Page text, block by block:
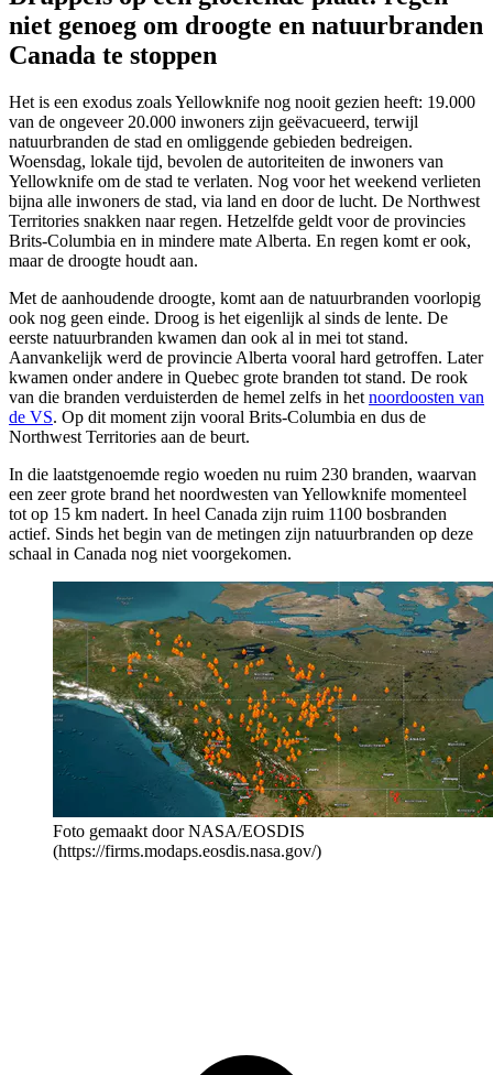
niet genoeg om droogte en natuurbranden
Canada te stoppen
Het is een exodus zoals Yellowknife nog nooit gezien heeft: 19.000
van de ongeveer 20.000 inwoners zijn geëvacueerd, terwijl
natuurbranden de stad en omliggende gebieden bedreigen.
Woensdag, lokale tijd, bevolen de autoriteiten de inwoners van
Yellowknife om de stad te verlaten. Nog voor het weekend verlieten
bijna alle inwoners de stad, via land en door de lucht. De Northwest
Territories snakken naar regen. Hetzelfde geldt voor de provincies
Brits-Columbia en in mindere mate Alberta. En regen komt er ook,
maar de droogte houdt aan.
Met de aanhoudende droogte, komt aan de natuurbranden voorlopig
ook nog geen einde. Droog is het eigenlijk al sinds de lente. De
eerste natuurbranden kwamen dan ook al in mei tot stand.
Aanvankelijk werd de provincie Alberta vooral hard getroffen. Later
kwamen onder andere in Quebec grote branden tot stand. De rook
van die branden verduisterden de hemel zelfs in het noordoosten van
de VS. Op dit moment zijn vooral Brits-Columbia en dus de
Northwest Territories aan de beurt.
In die laatstgenoemde regio woeden nu ruim 230 branden, waarvan
een zeer grote brand het noordwesten van Yellowknife momenteel
tot op 15 km nadert. In heel Canada zijn ruim 1100 bosbranden
actief. Sinds het begin van de metingen zijn natuurbranden op deze
schaal in Canada nog niet voorgekomen.
Foto gemaakt door NASA/EOSDIS
(https://firms.modaps.eosdis.nasa.gov/)